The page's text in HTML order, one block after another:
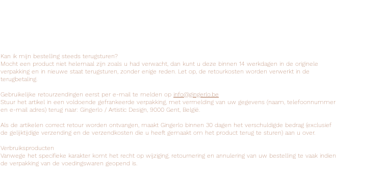
Kan ik mijn bestelling steeds terugsturen?
Mocht een product niet helemaal zijn zoals u had verwacht, dan kunt u deze binnen 14 werkdagen in de originele
verpakking en in nieuwe staat terugsturen, zonder enige reden. Let op, de retourkosten worden verwerkt in de
terugbetaling.
Gebruikelijke retourzendingen eerst per e-mail te melden op info@gingerlo.be
Stuur het artikel in een voldoende gefrankeerde verpakking, met vermelding van uw gegevens (naam, telefoonnummer
en e-mail adres) terug naar: Gingerlo / Artistic Design, 9000 Gent, België.
Als de artikelen correct retour worden ontvangen, maakt Gingerlo binnen 30 dagen het verschuldigde bedrag (exclusief
de gelijktijdige verzending en de verzendkosten die u heeft gemaakt om het product terug te sturen) aan u over.
Verbruiksproducten
Vanwege het specifieke karakter komt het recht op wijziging, retournering en annulering van uw bestelling te vaak indien
de verpakking van de voedingswaren geopend is.